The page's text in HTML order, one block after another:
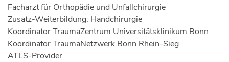
Facharzt für Orthopädie und Unfallchirurgie
Zusatz-Weiterbildung: Handchirurgie
Koordinator TraumaZentrum Universitätsklinikum Bonn
Koordinator TraumaNetzwerk Bonn Rhein-Sieg
ATLS-Provider